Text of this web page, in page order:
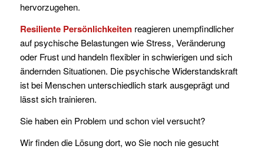
hervorzugehen.
Resiliente Persönlichkeitenreagieren unempfindlicher
auf psychische Belastungen wie Stress, Veränderung
oder Frust und handeln flexibler in schwierigen und sich
ändernden Situationen. Die psychische Widerstandskraft
ist bei Menschen unterschiedlich stark ausgeprägt und
lässt sich trainieren.
Sie haben ein Problem und schon viel versucht?
Wir finden die Lösung dort, wo Sie noch nie gesucht